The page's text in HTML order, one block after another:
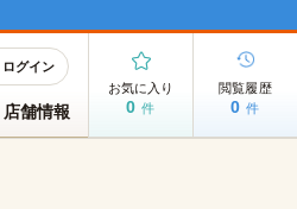
ログイン
店舗情報
お気に入り
0 件
閲覧履歴
0 件